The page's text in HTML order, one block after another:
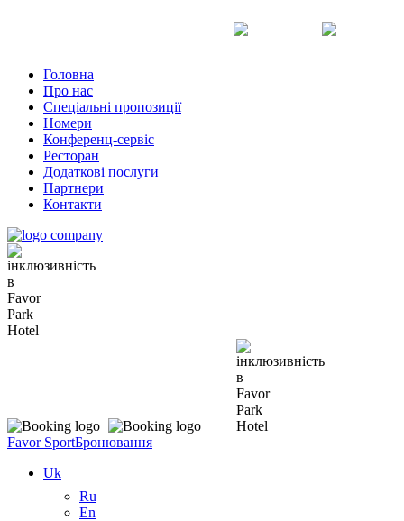
Головна
Про нас
Спеціальні пропозиції
Номери
Конференц-сервіс
Ресторан
Додаткові послуги
Партнери
Контакти
Favor SportБронювання
Uk
Ru
En